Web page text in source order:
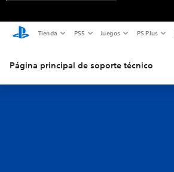
Tienda PS5 Juegos PS Plus
Página principal de soporte técnico